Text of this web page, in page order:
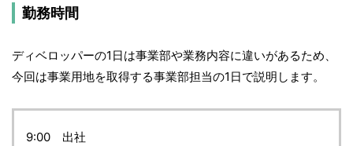
勤務時間
ディベロッパーの1日は事業部や業務内容に違いがあるため、
今回は事業用地を取得する事業部担当の1日で説明します。
9:00 出社